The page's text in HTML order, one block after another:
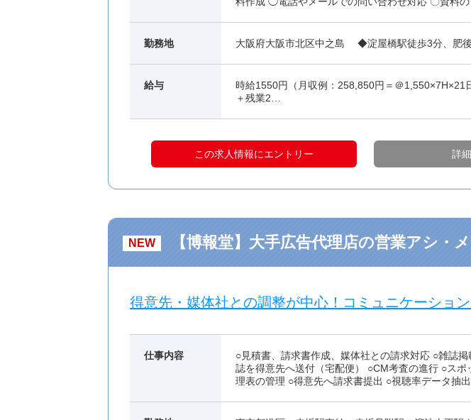
勤務地 大阪府大阪市北区中之島 ◆淀屋橋駅徒歩3分、肥
給与
時給1550円（月収例：258,850円＝＠1,550×7H×21
＋残業2…
この求人情報にエントリー 詳
NEW 【博報堂】大手広告代理店の営業アシ・
得意先・媒体社との調整が中心！コミュニケーショ
仕事内容
○見積書、請求書作成、媒体社との請求対応 ○雑誌
誌を得意先へ送付（宅配便） ○CM考査の進行 ○ス
理表の管理 ○得意先へ請求書提出 ○視聴率データ抽